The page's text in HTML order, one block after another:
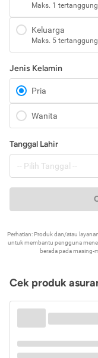
Maks. 1 tertanggung
Keluarga
Maks. 5 tertanggung
Jenis Kelamin
Pria
Wanita
Tanggal Lahir
Perhatian: Produk dan/atau
untuk membantu pengguna
berada pada masing-
Cek produk